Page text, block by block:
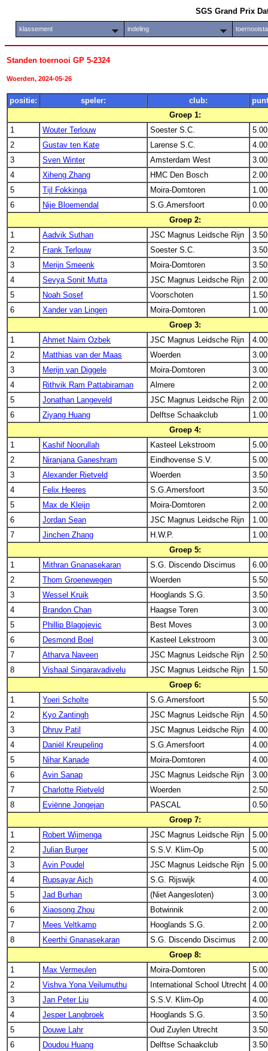
SGS Grand Prix
klassement indeling
Standen toernooi GP 5-2324
Woerden, 2024-05-26
positie: speler: club:
Groep 1:
1
Wouter Terlouw Soester S.C.
5.00
2
Gustav ten Kate Larense S.C.
4.00
3
Sven Winter Amsterdam West
3.00
4
Xiheng Zhang HMC Den Bosch
2.00
5
Tijl Fokkinga Moira-Domtoren
1.00
6
Nije Bloemendal S.G.Amersfoort
0.00
Groep 2:
1
Aadvik Suthan JSC Magnus Leidsche Rijn
3.50
2
Frank Terlouw Soester S.C.
3.50
3
Merijn Smeenk Moira-Domtoren
3.50
4
Sevya Sonit Mutta JSC Magnus Leidsche Rijn
2.00
5
Noah Sosef Voorschoten
1.50
6
Xander van Lingen Moira-Domtoren
1.00
Groep 3:
1
Ahmet Naim Ozbek JSC Magnus Leidsche Rijn
4.00
2
Matthias van der Maas Woerden
3.00
3
Merijn van Diggele Moira-Domtoren
3.00
4
Rithvik Ram Pattabiraman Almere
2.00
5
Jonathan Langeveld JSC Magnus Leidsche Rijn
2.00
6
Ziyang Huang Delftse Schaakclub
1.00
Groep 4:
1
Kashif Noorullah Kasteel Lekstroom
5.00
2
Niranjana Ganeshram Eindhovense S.V.
5.00
3
Alexander Rietveld Woerden
3.50
4
Felix Heeres S.G.Amersfoort
3.50
5
Max de Kleijn Moira-Domtoren
2.00
6
Jordan Sean JSC Magnus Leidsche Rijn
1.00
7
Jinchen Zhang H.W.P.
1.00
Groep 5:
1
Mithran Gnanasekaran S.G. Discendo Discimus
6.00
2
Thom Groenewegen Woerden
5.50
3
Wessel Kruik Hooglands S.G.
3.50
4
Brandon Chan Haagse Toren
3.00
5
Phillip Blagojevic Best Moves
3.00
6
Desmond Boel Kasteel Lekstroom
3.00
7
Atharva Naveen JSC Magnus Leidsche Rijn
2.50
8
Vishaal Singaravadivelu JSC Magnus Leidsche Rijn
1.50
Groep 6:
1
Yoeri Scholte S.G.Amersfoort
5.50
2
Kyo Zantingh JSC Magnus Leidsche Rijn
4.50
3
Dhruv Patil JSC Magnus Leidsche Rijn
4.00
4
Daniël Kreupeling S.G.Amersfoort
4.00
5
Nihar Kanade Moira-Domtoren
4.00
6
Avin Sanap JSC Magnus Leidsche Rijn
3.00
7
Charlotte Rietveld Woerden
2.50
8
Eviënne Jongejan PASCAL
0.50
Groep 7:
1
Robert Wijmenga JSC Magnus Leidsche Rijn
5.00
2
Julian Burger S.S.V. Klim-Op
5.00
3
Avin Poudel JSC Magnus Leidsche Rijn
5.00
4
Rupsayar Aich S.G. Rijswijk
4.00
5
Jad Burhan (Niet Aangesloten)
3.00
6
Xiaosong Zhou Botwinnik
2.00
7
Mees Veltkamp Hooglands S.G.
2.00
8
Keerthi Gnanasekaran S.G. Discendo Discimus
2.00
Groep 8:
1
Max Vermeulen Moira-Domtoren
5.00
2
Vishva Yona Veilumuthu International School Utrecht
4.00
3
Jan Peter Liu S.S.V. Klim-Op
4.00
4
Jesper Langbroek Hooglands S.G.
3.50
5
Douwe Lahr Oud Zuylen Utrecht
3.50
6
Doudou Huang Delftse Schaakclub
3.50